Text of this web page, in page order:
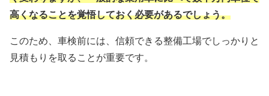
高くなることを覚悟しておく必要があるでしょう。
このため、車検前には、信頼できる整備工場でしっかりと
見積もりを取ることが重要です。